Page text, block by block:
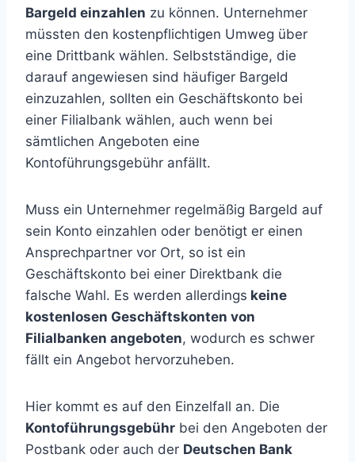
Bargeld einzahlen zu können. Unternehmer
müssten den kostenpflichtigen Umweg über
eine Drittbank wählen. Selbstständige, die
darauf angewiesen sind häufiger Bargeld
einzuzahlen, sollten ein Geschäftskonto bei
einer Filialbank wählen, auch wenn bei
sämtlichen Angeboten eine
Kontoführungsgebühr anfällt.
Muss ein Unternehmer regelmäßig Bargeld auf
sein Konto einzahlen oder benötigt er einen
Ansprechpartner vor Ort, so ist ein
Geschäftskonto bei einer Direktbank die
falsche Wahl. Es werden allerdings keine
kostenlosen Geschäftskonten von
Filialbanken angeboten, wodurch es schwer
fällt ein Angebot hervorzuheben.
Hier kommt es auf den Einzelfall an. Die
Kontoführungsgebühr bei den Angeboten der
Postbank oder auch der Deutschen Bank